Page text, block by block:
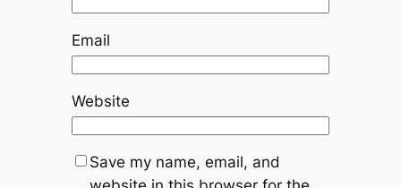
Email
Website
Save my name, email, and